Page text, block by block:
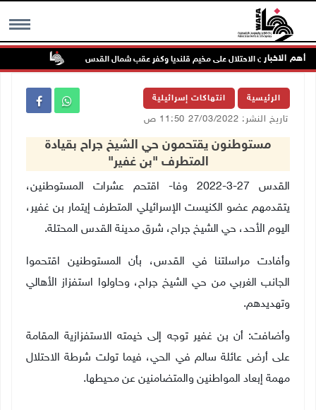
MENU أهم الاخبار
الرئيسية انتهاكات إسرائيلية
تاريخ النشر: 27/03/2022 11:50 ص
مستوطنون يقتحمون حي الشيخ جراح بقيادة
المتطرف "بن غفير"
القدس 27-3-2022 وفا- اقتحم عشرات المستوطنين،
يتقدمهم عضو الكنيست الإسرائيلي المتطرف إيتمار بن غفير،
اليوم الأحد، حي الشيخ جراح، شرق مدينة القدس المحتلة.
وأفادت مراسلتنا في القدس، بأن المستوطنين اقتحموا
الجانب الغربي من حي الشيخ جراح، وحاولوا استفزاز الأهالي
وتهديدهم.
وأضافت: أن بن غفير توجه إلى خيمته الاستفزازية المقامة
على أرض عائلة سالم في الحي، فيما تولت شرطة الاحتلال
مهمة إبعاد المواطنين والمتضامنين عن محيطها.